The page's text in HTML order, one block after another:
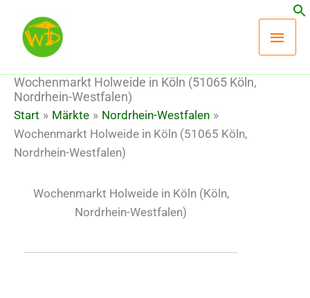
Inhalt
springen
Wochenmarkt Holweide in Köln (51065 Köln,
Nordrhein-Westfalen)
Start Märkte
Nordrhein-Westfalen
Wochenmarkt Holweide in Köln (51065 Köln,
Nordrhein-Westfalen)
Wochenmarkt Holweide in Köln(Köln,
Nordrhein-Westfalen)